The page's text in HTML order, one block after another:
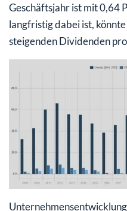
Geschäftsjahr ist mit 0,64
langfristig dabei ist,
steigenden Dividenden